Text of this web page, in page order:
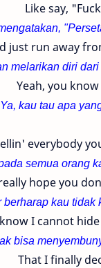
Like say,
just run away
melarikan diri
Yeah, you
Ya, kau tau apa
everybody
semua orang
hope you
kau
I cannot
bisa
That I finally